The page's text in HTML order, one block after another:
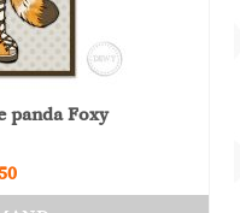
panda Foxy
Huidige